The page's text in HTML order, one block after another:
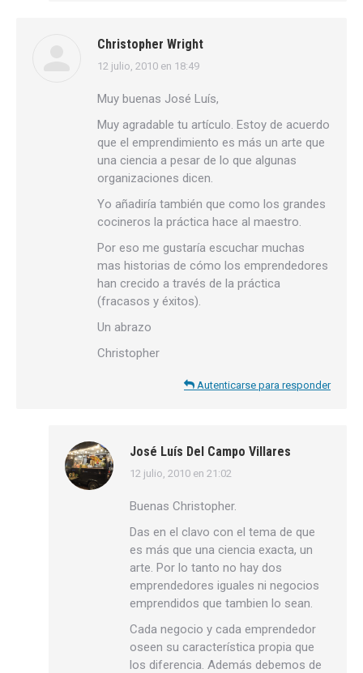
Christopher Wright
dice:
12 julio, 2010 en 18:49
Muy buenas José Luís,
Muy agradable tu artículo. Estoy de acuerdo
que el emprendimiento es más un arte que
una ciencia a pesar de lo que algunas
organizaciones dicen.
Yo añadiría también que como los grandes
cocineros la práctica hace al maestro.
Por eso me gustaría escuchar muchas
mas historias de cómo los emprendedores
han crecido a través de la práctica
(fracasos y éxitos).
Un abrazo
Christopher
Autenticarse para responder
José Luís Del Campo Villares
dice:
12 julio, 2010 en 21:02
Buenas Christopher.
Das en el clavo con el tema de que
es más que una ciencia exacta, un
arte. Por lo tanto no hay dos
emprendedores iguales ni negocios
emprendidos que tambien lo sean.
Cada negocio y cada emprendedor
oseen su característica propia que
los diferencia. Además debemos de